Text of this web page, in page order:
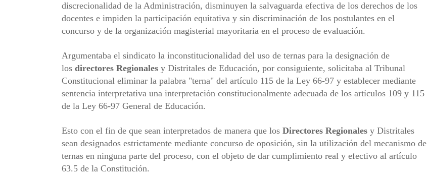
discrecionalidad de la Administración, disminuyen la salvaguarda efectiva de los derechos de los
docentes e impiden la participación equitativa y sin discriminación de los postulantes en el
concurso y de la organización magisterial mayoritaria en el proceso de evaluación.
Argumentaba el sindicato la inconstitucionalidad del uso de ternas para la designación de
los directores Regionales y Distritales de Educación, por consiguiente, solicitaba al Tribunal
Constitucional eliminar la palabra "terna" del artículo 115 de la Ley 66-97 y establecer mediante
sentencia interpretativa una interpretación constitucionalmente adecuada de los artículos 109 y 115
de la Ley 66-97 General de Educación.
Esto con el fin de que sean interpretados de manera que los Directores Regionales y Distritales
sean designados estrictamente mediante concurso de oposición, sin la utilización del mecanismo de
ternas en ninguna parte del proceso, con el objeto de dar cumplimiento real y efectivo al artículo
63.5 de la Constitución.